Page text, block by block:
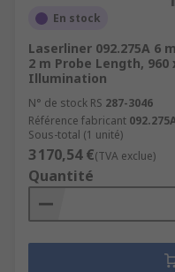
En stock
Laserliner 092.275A 6
2 m Probe Length, 960
Illumination
N° de stock RS 287-3046
Référence fabricant
Sous-total (1 unité)
3 170,54 €(TVA exclue)
Quantité